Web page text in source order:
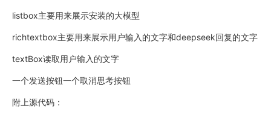
listbox主要用来展示安装的大模型
richtextbox主要用来展示用户输入的文字和deepseek回复的文字
textBox读取用户输入的文字
一个发送按钮一个取消思考按钮
附上源代码：